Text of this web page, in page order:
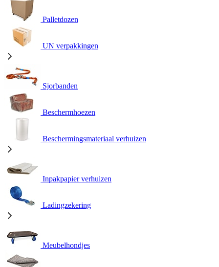
Palletdozen
UN verpakkingen
Sjorbanden
Beschermhoezen
Beschermingsmateriaal verhuizen
Inpakpapier verhuizen
Ladingzekering
Meubelhondjes